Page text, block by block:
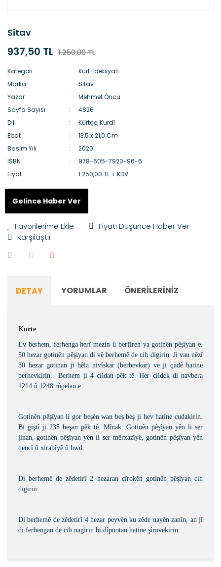
Sîtav
937,50 TL 1.250,00 TL
Kategori
Kürt Edebiyatı
Marka
Sîtav
Yazar
Mehmet Öncü
Sayfa Sayısı
4826
Dili
Kürtçe, Kurdî
Ebat
13,5 x 21,0 Cm
Basım Yılı
2020
ISBN
978-605-7920-96-6
Fiyat
1.250,00 TL + KDV
Gelince Haber Ver
Fiyatı Düşünce Haber Ver
Karşılaştır
DETAY YORUMLAR ÖNERILERINIZ
Kurte
Ev berhem, ferhenga herî mezin û berfireh ya gotinên pêşîyan e.
50 hezar gotinên pêşiyan di vê berhemê de cih digirin. Ji van nêzî
30 hezar gotinan ji hêla nivîskar (berhevkar) ve ji qadê hatine
berhevkirin.Berhem ji 4 cildan pêk tê. Her cildek di navbera
1214 û 1248 rûpelan e.
Gotinên pêşîyan li gor beşên wan beş beş ji hev hatine cudakirin.
Bi giştî ji 235 beşan pêk tê. Mînak: Gotinên pêşîyan yên li ser
jinan, gotinên pêşîyan yên li ser mêrxazîyê, gotinên pêşîyan yên
qencî û xirabîyê û hwd.
Di berhemê de zêdetirî 2 hezaran çîrokên gotinên pêşiyan cih
digirin.
Di berhemê de zêdetirî 4 hezar peyvên ku zêde nayên zanîn, an jî
di ferhengan de cih nagirin bi dîpnotan hatine şîrovekirin…